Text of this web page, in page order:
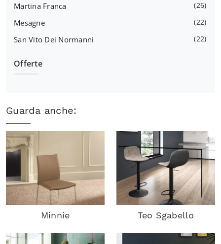
Martina Franca 26
Mesagne 22
San Vito Dei Normanni 22
Offerte
Guarda anche:
Minnie Teo Sgabello